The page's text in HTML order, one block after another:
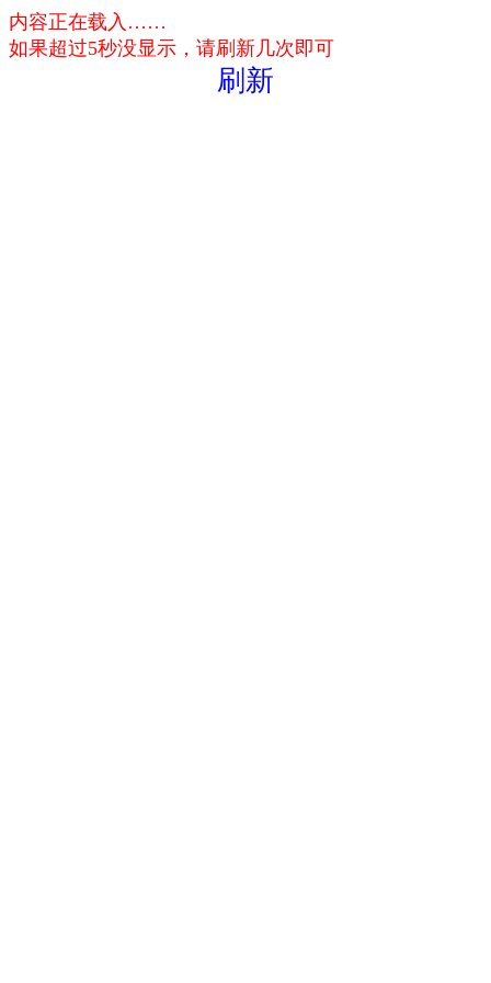
内容正在载入……
如果超过5秒没显示，请刷新几次即可
刷新